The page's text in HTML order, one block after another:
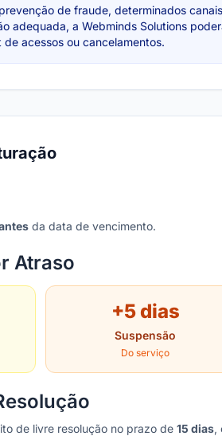
de fraude, determinados
adequada, a Webminds Solutions
acessos ou cancelamentos.
da data de vencimento.
Atraso
+5 dias
Suspensão
Do serviço
de livre resolução no prazo de 15 dias,